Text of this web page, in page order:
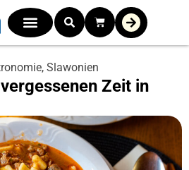
, Slawonien
Zeit in